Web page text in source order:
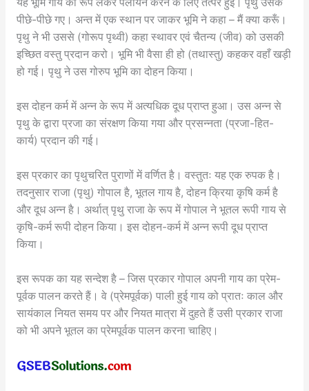
पीछे-पीछे गए। अन्त में एक स्थान पर जाकर भूमि ने कहा – मैं क्या करूँ।
पृथु ने भी उससे (गोरूप पृथ्वी) कहा स्थावर एवं चैतन्य (जीव) को उसकी
इच्छित वस्तु प्रदान करो। भूमि भी वैसा ही हो (तथास्तु) कहकर वहाँ खड़ी
हो गई। पृथु ने उस गोरुप भूमि का दोहन किया।
इस दोहन कर्म में अन्न के रूप में अत्यधिक दूध प्राप्त हुआ। उस अन्न से
पृथु के द्वारा प्रजा का संरक्षण किया गया और प्रसन्नता (प्रजा-हित-
कार्य) प्रदान की गई।
इस प्रकार का पृथुचरित पुराणों में वर्णित है। वस्तुतः यह एक रुपक है।
तदनुसार राजा (पृथु) गोपाल है, भूतल गाय है, दोहन क्रिया कृषि कर्म है
और दूध अन्न है। अर्थात् पृथु राजा के रूप में गोपाल ने भूतल रूपी गाय से
कृषि-कर्म रूपी दोहन किया। इस दोहन-कर्म में अन्न रूपी दूध प्राप्त
किया।
इस रूपक का यह सन्देश है – जिस प्रकार गोपाल अपनी गाय का प्रेम-
पूर्वक पालन करते हैं। वे (प्रेमपूर्वक) पाली हुई गाय को प्रातः काल और
सायंकाल नियत समय पर और नियत मात्रा में दुहते हैं उसी प्रकार राजा
को भी अपने भूतल का प्रेमपूर्वक पालन करना चाहिए।